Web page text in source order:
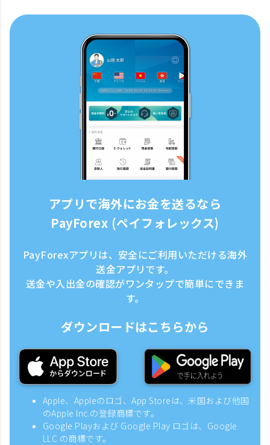
アプリで海外にお金を送るなら
PayForex (ペイフォレックス)
PayForexアプリは、安全にご利用いただける海外
送金アプリです。
送金や入出金の確認がワンタップで簡単にできま
す。
ダウンロードはこちらから
Apple、Appleのロゴ、App Storeは、米国および他国
のApple Inc.の登録商標です。
Google Playおよび Google Play ロゴは、Google
LLC の商標です。